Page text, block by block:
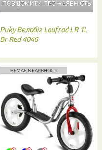
ПОВІДОМИТИ ПРО НАЯВНІСТЬ
Puky Велобіг Laufrad LR 1L
Br Red 4046
НЕМАЄ В НАЯВНОСТІ